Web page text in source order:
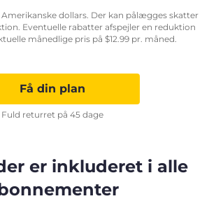
Amerikanske dollars. Der kan pålægges skatter
Eventuelle rabatter afspejler en reduktion
månedlige pris på $12.99pr. måned.
Få din plan
Fuld returret på 45 dage
er inkluderet i alle